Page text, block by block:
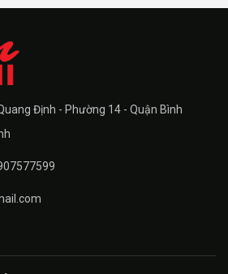
Định - Phường 14 - Quận Bình